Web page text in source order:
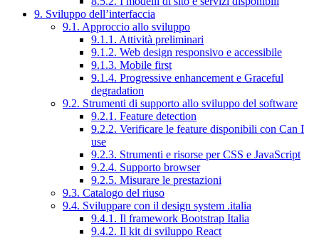
9. Sviluppo dell’interfaccia
9.1. Approccio allo sviluppo
9.1.1. Attività preliminari
9.1.2. Web design responsivo e accessibile
9.1.3. Mobile first
9.1.4. Progressive enhancement e Graceful
degradation
9.2. Strumenti di supporto allo sviluppo del software
9.2.1. Feature detection
9.2.2. Verificare le feature disponibili con Can I
use
9.2.3. Strumenti e risorse per CSS e JavaScript
9.2.4. Supporto browser
9.2.5. Misurare le prestazioni
9.3. Catalogo del riuso
9.4. Sviluppare con il design system .italia
9.4.1. Il framework Bootstrap Italia
9.4.2. Il kit di sviluppo React